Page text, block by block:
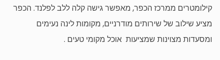
קילומטרים ממרכז הכפר, מאפשר גישה קלה ללב לפלנד. הכפר
מציע שילוב של שירותים מודרניים, מקומות לינה נעימים
ומסעדות מצוינות שמציעות אוכל מקומי טעים .